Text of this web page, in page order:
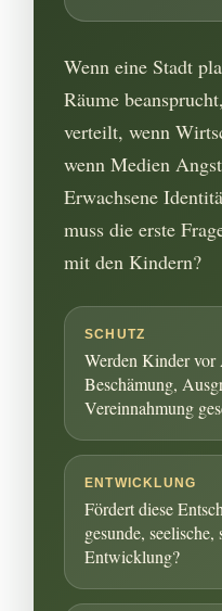
Wenn eine Stadt
Räume
verteilt, wenn
wenn Medien
Erwachsene
muss die erste
mit den Kindern?
SCHUTZ
Werden Kinder vor
Beschämung,
Vereinnahmung
ENTWICKLUNG
Fördert diese
gesunde,
Entwicklung?